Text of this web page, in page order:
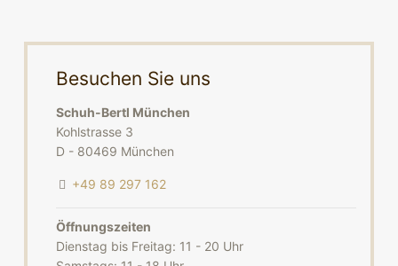
Besuchen Sie uns
Schuh-Bertl München
Kohlstrasse 3
D - 80469 München
+49 89 297 162
Öffnungszeiten
Dienstag bis Freitag: 11 - 20 Uhr